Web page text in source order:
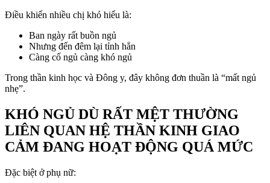
Điều khiến nhiều chị khó hiểu là:
Ban ngày rất buồn ngủ
Nhưng đến đêm lại tỉnh hẳn
Càng cố ngủ càng khó ngủ
Trong thần kinh học và Đông y, đây không đơn thuần là “mất ngủ
nhẹ”.
KHÓ NGỦ DÙ RẤT MỆT THƯỜNG
LIÊN QUAN HỆ THẦN KINH GIAO
CẢM ĐANG HOẠT ĐỘNG QUÁ MỨC
Đặc biệt ở phụ nữ: